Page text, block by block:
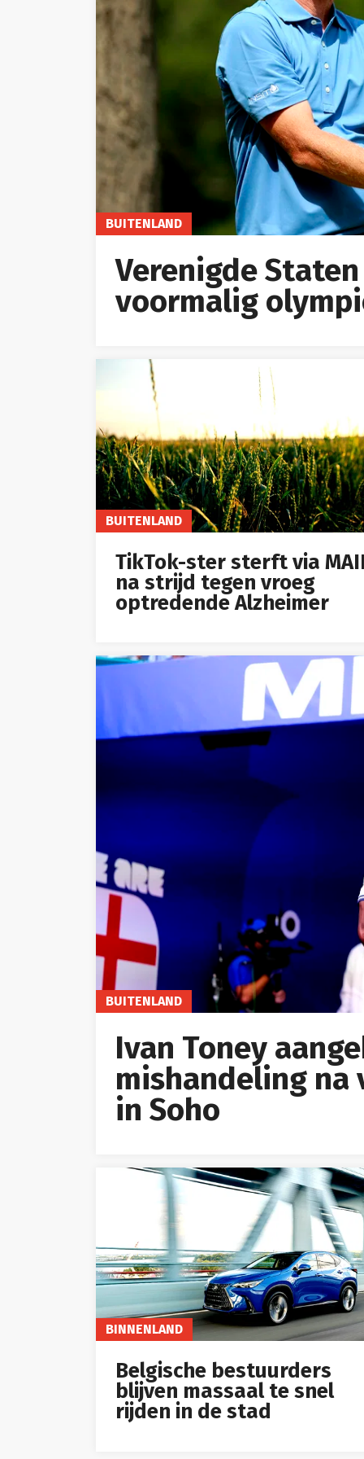
BUITENLAND
Verenigde
voormalig
BUITENLAND
TikTok-ster sterft via
na strijd tegen vroeg
optredende Alzheimer
BUITENLAND
Ivan Toney
mishandeling
in Soho
BINNENLAND
Belgische bestuurders
blijven massaal te snel
rijden in de stad